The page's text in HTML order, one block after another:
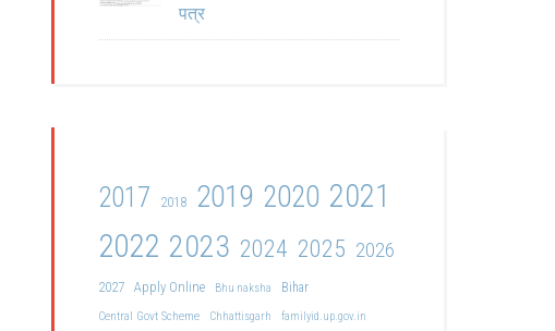
पत्र
2017 2018 2019 2020 2021
2022 2023 2024 2025 2026
2027 Apply Online Bhu naksha
Bihar
Central Govt Scheme
Chhattisgarh familyid.up.gov.in